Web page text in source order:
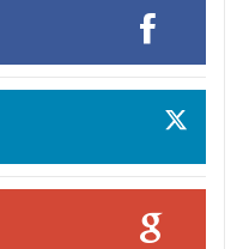
भवन में मनाया